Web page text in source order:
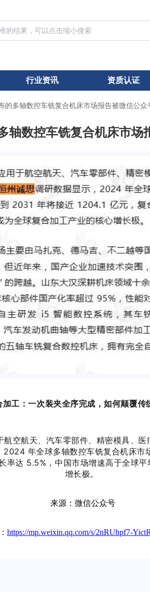
行业资讯 资质认证
的多轴数控车铣复合机床市场报告被微信公
轴数控车铣复合机床市
加工：一次装夹全序完成，如何颠覆传
空航天、汽车零部件、精密模具、
2024 年全球多轴数控车铣复合机床
率达 5.5%，中国市场增速高于全球
增长极。
来源：微信公众号
https://mp.weixin.qq.com/s/2nRUhpf7-